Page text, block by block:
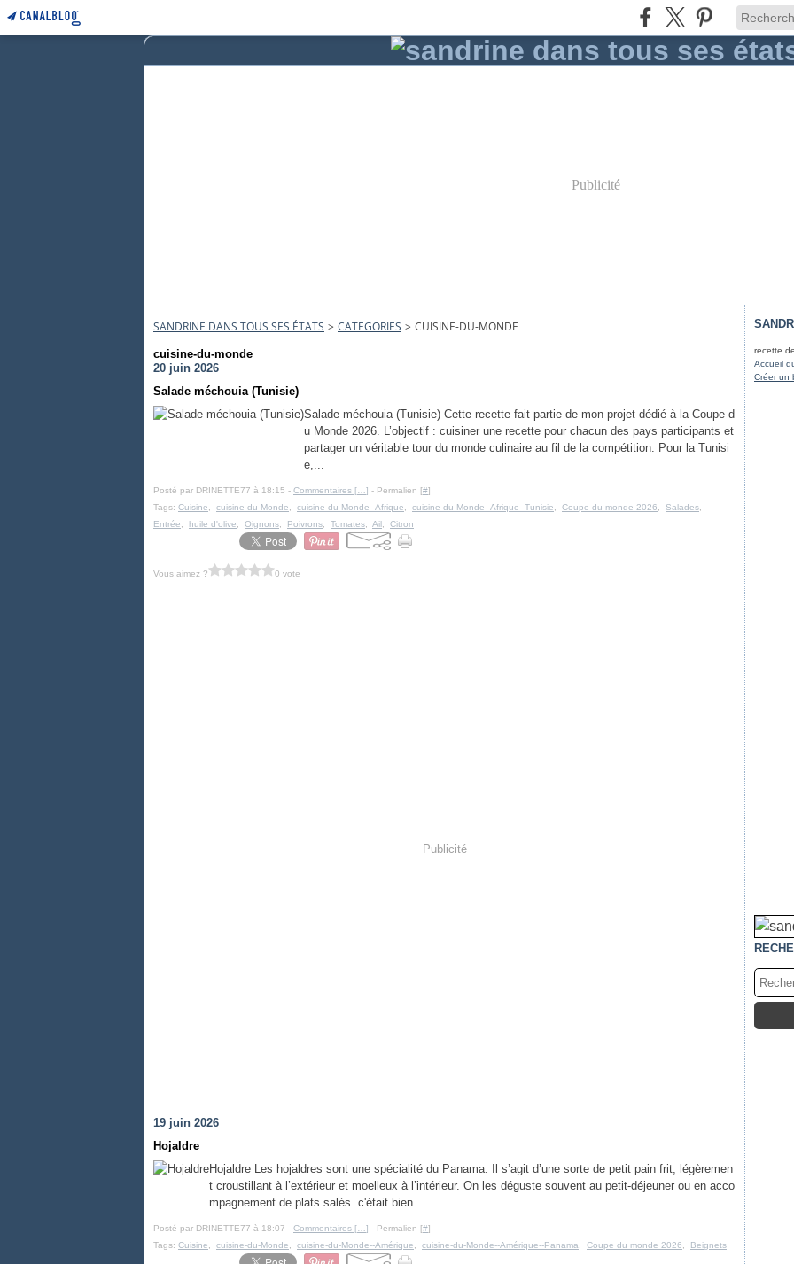
Publicité
SANDRINE DANS TOUS SES ÉTATS > CATEGORIES > CUISINE-DU-MONDE
cuisine-du-monde
20 juin 2026
Salade méchouia (Tunisie)
Salade méchouia (Tunisie) Cette recette fait partie de mon projet dédié à la Coupe d
u Monde 2026. L’objectif : cuisiner une recette pour chacun des pays participants et
partager un véritable tour du monde culinaire au fil de la compétition. Pour la Tunisi
e,...
Posté par DRINETTE77 à 18:15 - Commentaires [ ] - Permalien [#]
Tags: Cuisine cuisine-du-Monde cuisine-du-Monde--Afrique cuisine-du-Monde--Afrique--Tunisie Coupe du monde 2026 Salades
Entrée
huile d'olive Oignons Poivrons Tomates Ail Citron
Vous aimez ? 0 vote
Publicité
19 juin 2026
Hojaldre
Hojaldre Les hojaldres sont une spécialité du Panama. Il s’agit d’une sorte de petit pain frit, légèremen
t croustillant à l’extérieur et moelleux à l’intérieur. On les déguste souvent au petit-déjeuner ou en acco
mpagnement de plats salés. c'était bien...
Posté par DRINETTE77 à 18:07 - Commentaires [ ] - Permalien [#]
Tags: Cuisine cuisine-du-Monde cuisine-du-Monde--Amérique cuisine-du-Monde--Amérique--Panama Coupe du monde 2026 Beignets
recette
Accueil
Créer un